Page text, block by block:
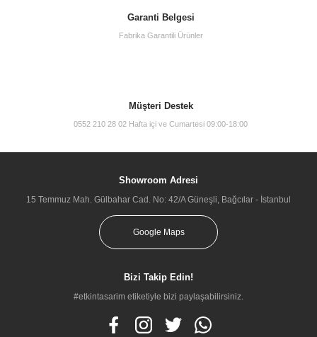
Garanti Belgesi
Fabrika Garantili Ürünler
Müşteri Destek
0552 210 28 02 Hafta içi ve Cumartesi 09:00-18:00
Showroom Adresi
15 Temmuz Mah. Gülbahar Cad. No: 42/A Güneşli, Bağcılar - İstanbul
Google Maps
Bizi Takip Edin!
#etkintasarim etiketiyle bizi paylaşabilirsiniz.